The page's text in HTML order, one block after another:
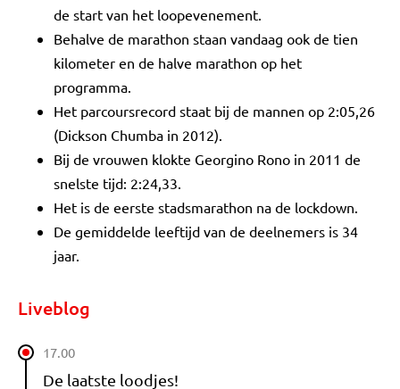
de start van het loopevenement.
Behalve de marathon staan vandaag ook de tien
kilometer en de halve marathon op het
programma.
Het parcoursrecord staat bij de mannen op 2:05,26
(Dickson Chumba in 2012).
Bij de vrouwen klokte Georgino Rono in 2011 de
snelste tijd: 2:24,33.
Het is de eerste stadsmarathon na de lockdown.
De gemiddelde leeftijd van de deelnemers is 34
jaar.
Liveblog
17.00
De laatste loodjes!